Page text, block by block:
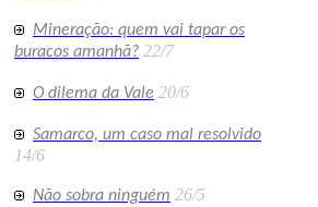
Mineração: quem vai tapar os
buracos amanhã? 22/7
O dilema da Vale 20/6
Samarco, um caso mal resolvido
14/6
Não sobra ninguém 26/5